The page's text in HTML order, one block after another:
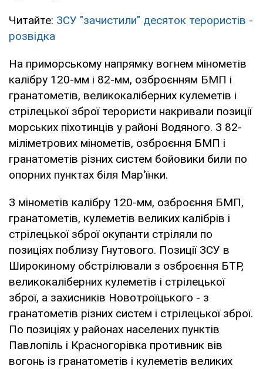
Читайте: ЗСУ "зачистили" десяток терористів -
розвідка
На приморському напрямку вогнем мінометів
калібру 120-мм і 82-мм, озброєнням БМП і
гранатометів, великокаліберних кулеметів і
стрілецької зброї терористи накривали позиції
морських піхотинців у районі Водяного. З 82-
міліметрових мінометів, озброєння БМП і
гранатометів різних систем бойовики били по
опорних пунктах біля Мар'їнки.
З мінометів калібру 120-мм, озброєння БМП,
гранатометів, кулеметів великих калібрів і
стрілецької зброї окупанти стріляли по
позиціях поблизу Гнутового. Позиції ЗСУ в
Широкиному обстрілювали з озброєння БТР,
великокаліберних кулеметів і стрілецької
зброї, а захисників Новотроїцького - з
гранатометів різних систем і стрілецької зброї.
По позиціях у районах населених пунктів
Павлопіль і Красногорівка противник вів
вогонь із гранатометів і кулеметів великих